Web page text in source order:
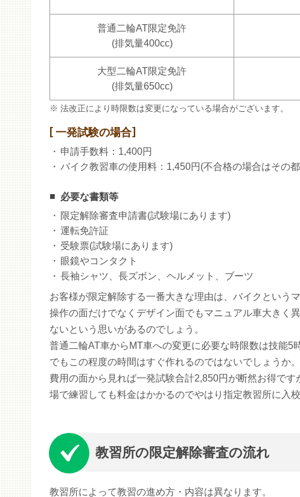
普通二輪AT限定免許
(排気量400cc)
大型二輪AT限定免許
(排気量650cc)
法改正により時限数は変更になっている場合がございます。
一発試験の場合
申請手数料：1,400円
バイク教習車の使用料：1,450円(不合格の場合はその
必要な書類等
限定解除審査申請書(試験場にあります)
運転免許証
受験票(試験場にあります)
眼鏡やコンタクト
長袖シャツ、長ズボン、ヘルメット、ブーツ
お客様が限定解除する一番大きな理由は、バイクという
操作の面だけでなくデザイン面でもマニュアル車大きく
ないという思いがあるのでしょう。
普通二輪AT車からMT車への変更に必要な時限数は技能
でもこの程度の時間はすぐ作れるのではないでしょうか。
費用の面から見れば一発試験合計2,850円が断然お得で
場で練習しても料金はかかるのでやはり指定教習所に入
教習所の限定解除審査の流れ
教習所によって教習の進め方・内容は異なります。